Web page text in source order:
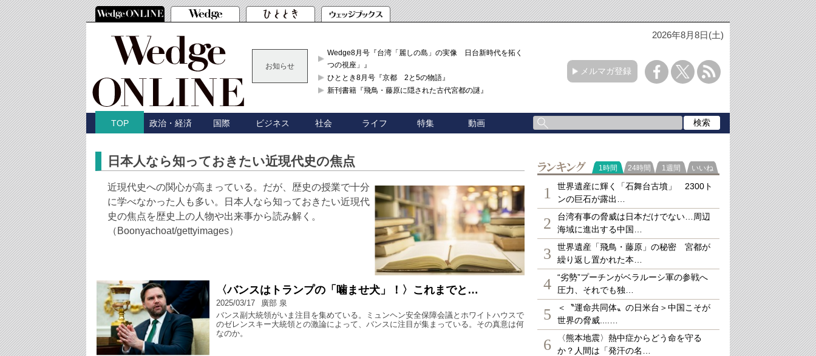
2026年8月8日(土)
お知らせ
Wedge8月号『台湾「麗しの島」の実像 日台新時代を拓く「3
つの視座」』
ひととき8月号『京都 2と5の物語』
新刊書籍『飛鳥・藤原に隠された古代宮都の謎』
メルマガ登録
TOP 政治・経済 国際 ビジネス 社会 ライフ 特集 動画
日本人なら知っておきたい近現代史の焦点
近現代史への関心が高まっている。だが、歴史の授業で十分
に学べなかった人も多い。日本人なら知っておきたい近現代
史の焦点を歴史上の人物や出来事から読み解く。
（Boonyachoat/gettyimages）
〈バンスはトランプの「噛ませ犬」！〉これまでと…
2025/03/17
廣部 泉
バンス副大統領がいま注目を集めている。ミュンヘン安全保障会議とホワイトハウスで
のゼレンスキー大統領との激論によって、バンスに注目が集まっている。その真意は何
なのか。
ランキング
1時間 24時間 1週間 いいね
1
世界遺産に輝く「石舞台古墳」 2300ト
ンの巨石が露出…
2
台湾有事の脅威は日本だけでない…周辺
海域に進出する中国…
3
世界遺産「飛鳥・藤原」の秘密 宮都が
繰り返し置かれた本…
4
“劣勢”プーチンがベラルーシ軍の参戦へ
圧力、それでも独…
5
＜〝運命共同体〟の日米台＞中国こそが
世界の脅威....…
6
〈熊本地震〉熱中症からどう命を守る
か？人間は「発汗の名…